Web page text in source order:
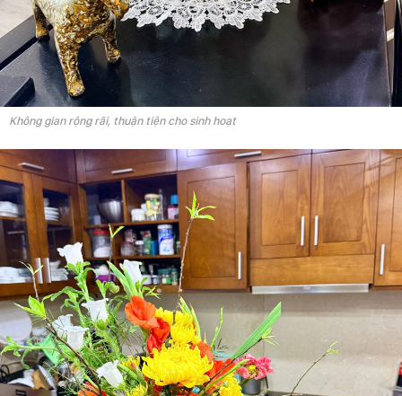
Không gian rộng rãi, thuận tiện cho sinh hoạt